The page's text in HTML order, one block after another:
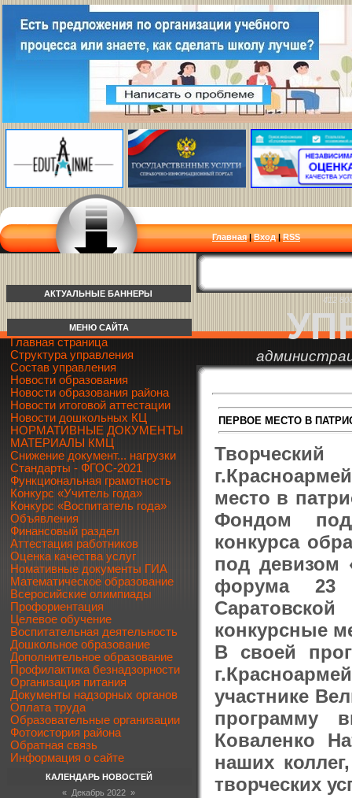
Главная |Вход|RSS
412
АКТУАЛЬНЫЕ БАННЕРЫ
ПЕРВОЕ МЕСТО В
место в
Фондом
конкурса
под девизом
форума 23
конкурсные
В своей
участнике
программу
Коваленко
наших
творческих
МЕНЮ САЙТА
Главная страница
Структура управления
Состав управления
Новости образования
Новости образования района
Новости итоговой аттестации
Новости дошкольных КЦ
НОРМАТИВНЫЕ ДОКУМЕНТЫ
МАТЕРИАЛЫ КМЦ
Снижение документ... нагрузки
Стандарты - ФГОС-2021
Функциональная грамотность
Конкурс «Учитель года»
Конкурс «Воспитатель года»
Объявления
Финансовый раздел
Аттестация работников
Оценка качества услуг
Номативные документы ГИА
Математическое образование
Всеросийские олимпиады
Профориентация
Целевое обучение
Воспитательная деятельность
Дошкольное образование
Дополнительное образование
Профилактика безнадзорности
Организация питания
Документы надзорных органов
Оплата труда
Образовательные организации
Фотоистория района
Обратная связь
Информация о сайте
КАЛЕНДАРЬ НОВОСТЕЙ
« Декабрь 2022 »